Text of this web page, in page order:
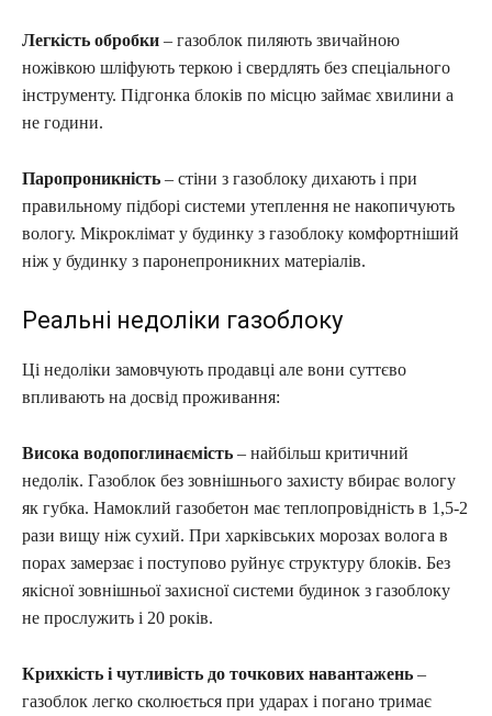
Легкість обробки – газоблок пиляють звичайною
ножівкою шліфують теркою і свердлять без спеціального
інструменту. Підгонка блоків по місцю займає хвилини а
не години.
Паропроникність – стіни з газоблоку дихають і при
правильному підборі системи утеплення не накопичують
вологу. Мікроклімат у будинку з газоблоку комфортніший
ніж у будинку з паронепроникних матеріалів.
Реальні недоліки газоблоку
Ці недоліки замовчують продавці але вони суттєво
впливають на досвід проживання:
Висока водопоглинаємість – найбільш критичний
недолік. Газоблок без зовнішнього захисту вбирає вологу
як губка. Намоклий газобетон має теплопровідність в 1,5-2
рази вищу ніж сухий. При харківських морозах волога в
порах замерзає і поступово руйнує структуру блоків. Без
якісної зовнішньої захисної системи будинок з газоблоку
не прослужить і 20 років.
Крихкість і чутливість до точкових навантажень –
газоблок легко сколюється при ударах і погано тримає